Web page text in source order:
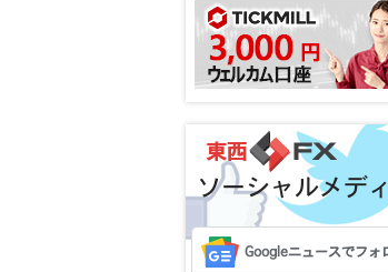
ソーシャルメデ
Googleニュースでフォ